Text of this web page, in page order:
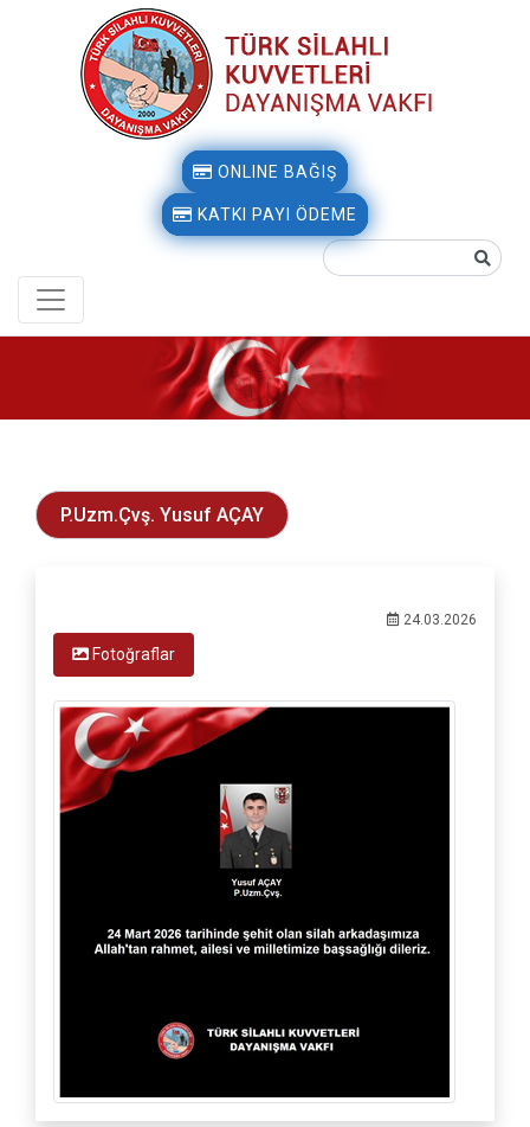
ONLINE BAĞIŞ
KATKI PAYI ÖDEME
P.Uzm.Çvş. Yusuf AÇAY
24.03.2026
Fotoğraflar